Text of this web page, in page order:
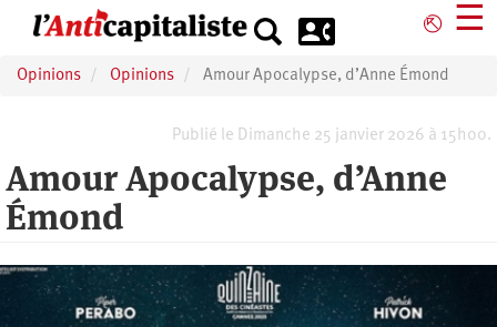
principal
⎋ ☰
Opinions Opinions Amour Apocalypse, d’Anne Émond
Publié le Dimanche 25 janvier 2026 à 15h00.
Amour Apocalypse, d’Anne
Émond